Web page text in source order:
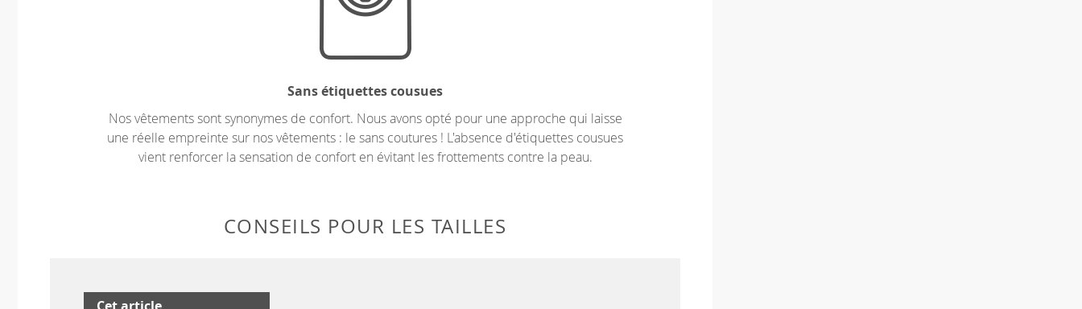
Sans étiquettes cousues
Nos vêtements sont synonymes de confort. Nous avons opté pour une approche qui laisse
une réelle empreinte sur nos vêtements : le sans coutures ! L'absence d'étiquettes cousues
vient renforcer la sensation de confort en évitant les frottements contre la peau.
CONSEILS POUR LES TAILLES
Cet article